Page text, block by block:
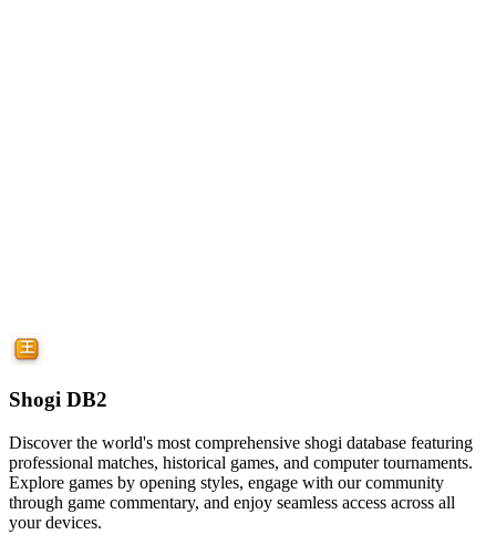
Shogi DB2
Discover the world's most comprehensive shogi database featuring
professional matches, historical games, and computer tournaments.
Explore games by opening styles, engage with our community
through game commentary, and enjoy seamless access across all
your devices.